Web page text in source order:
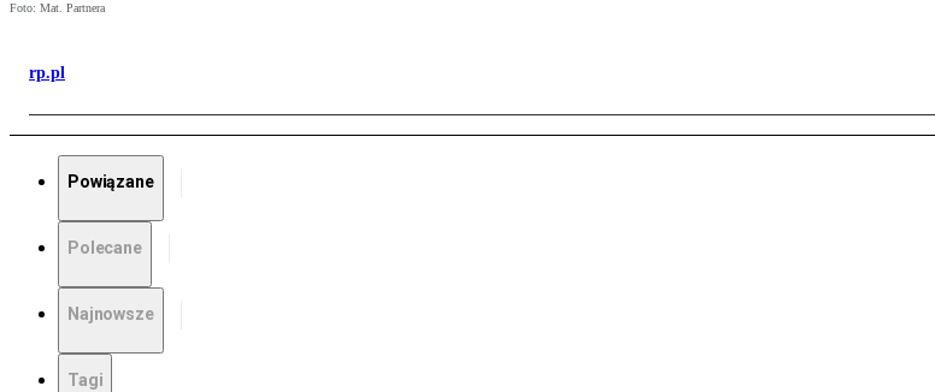
Foto: Mat. Partnera
rp.pl
Powiązane
Polecane
Najnowsze
Tagi